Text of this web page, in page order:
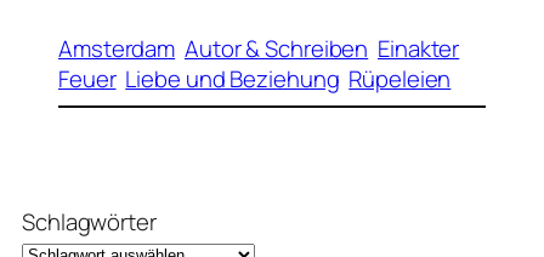
Amsterdam Autor & Schreiben Einakter
Feuer Liebe und Beziehung Rüpeleien
Schlagwörter